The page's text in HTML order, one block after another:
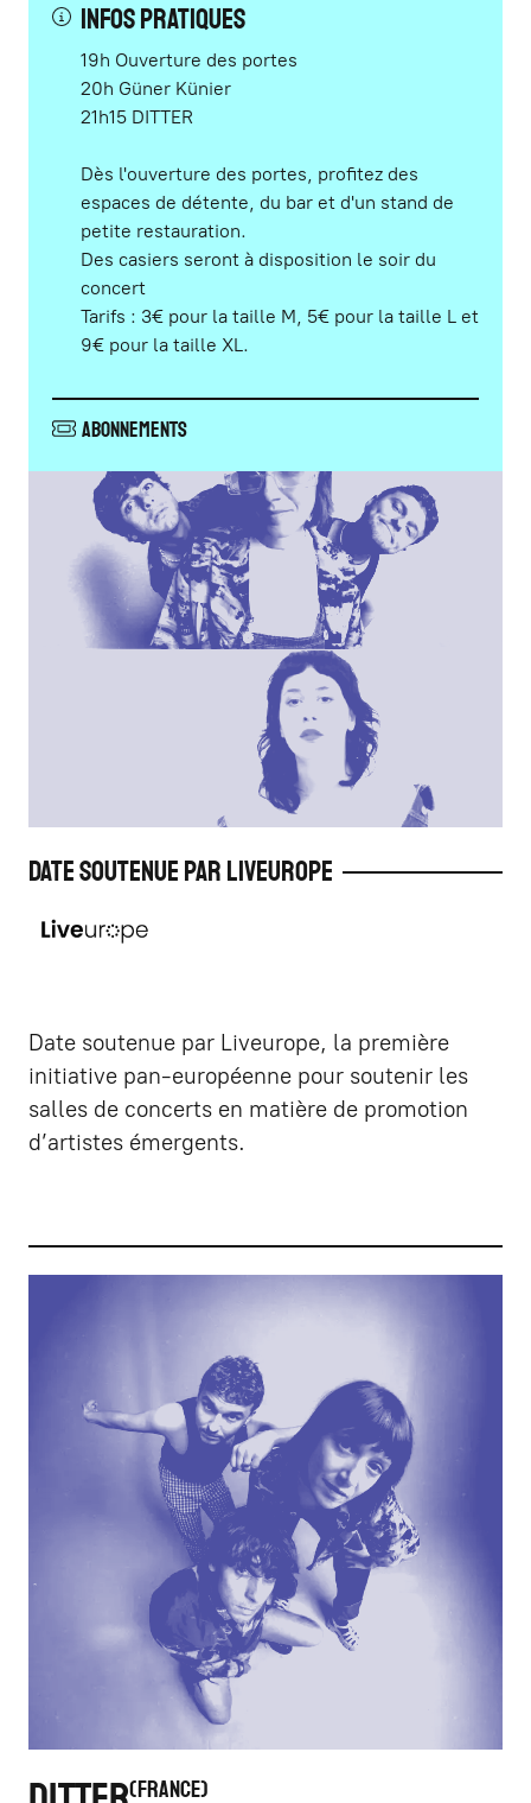
Infos pratiques
19h Ouverture des portes
20h Güner Künier
21h15 DITTER
Dès l'ouverture des portes, profitez des
espaces de détente, du bar et d'un stand de
petite restauration.
Des casiers seront à disposition le soir du
concert
Tarifs : 3€ pour la taille M, 5€ pour la taille L et
9€ pour la taille XL.
Abonnements
Date soutenue par Liveurope
Date soutenue par Liveurope, la première
initiative pan-européenne pour soutenir les
salles de concerts en matière de promotion
d’artistes émergents.
FRANCE